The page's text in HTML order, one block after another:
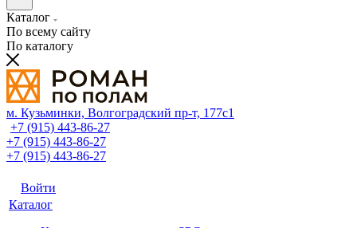
Каталог
По всему сайту
По каталогу
м. Кузьминки, Волгоградский пр‑т, 177с1
+7 (915) 443-86-27
+7 (915) 443-86-27
+7 (915) 443-86-27
Войти
Каталог